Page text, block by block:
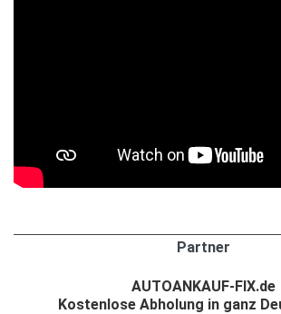
Partner
AUTOANKAUF-FIX.de
Kostenlose Abholung in ganz